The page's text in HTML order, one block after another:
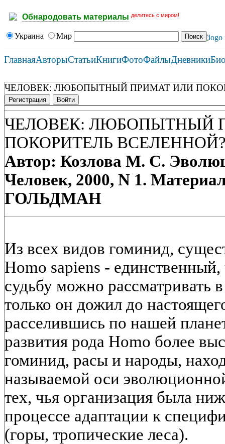
Обнародовать материалы делитесь с миром!
Украина Мир
ГлавнаяАвторыСтатьиКнигиФотоФайлыДневники
ЧЕЛОВЕК: ЛЮБОПЫТНЫЙ ПРИМАТ ИЛИ
Регистрация Войти
ЧЕЛОВЕК: ЛЮБОПЫТНЫЙ
ПОКОРИТЕЛЬ
Автор: Козлова М. С.
Человек, 2000, N 1.
ГОЛЬДМАН
Из всех видов гоминид,
Homo sapiens -
судьбу можно рассматривать
только он дожил до
расселившись по нашей
развития рода Homo более
гоминид, расы и народы,
называемой оси
тех, чья организация была
процессе адаптации к
(горы, тропические леса).